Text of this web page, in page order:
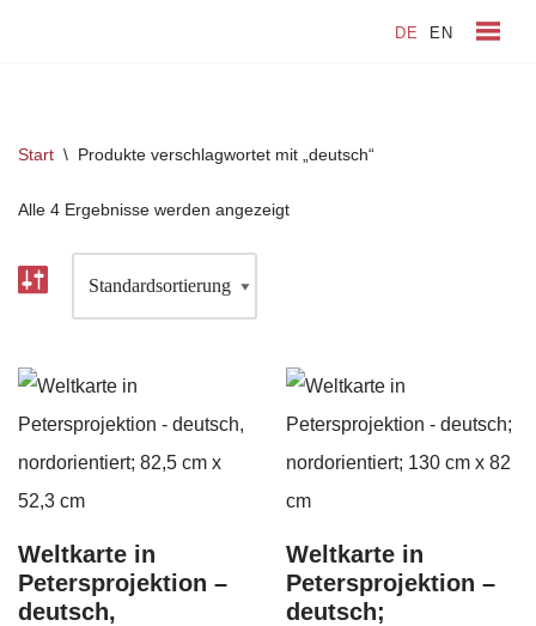
springen
DE EN
Start \ Produkte verschlagwortet mit „deutsch“
Alle 4 Ergebnisse werden angezeigt
Weltkarte in
Petersprojektion –
deutsch,
Weltkarte in
Petersprojektion –
deutsch;